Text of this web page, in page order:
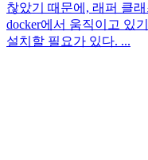
찮았기 때문에, 래퍼 클
docker에서 움직이고 있
설치할 필요가 있다. ...